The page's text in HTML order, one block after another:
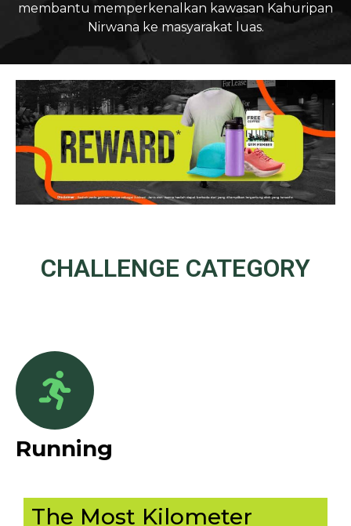
membantu memperkenalkan kawasan Kahuripan
Nirwana ke masyarakat luas.
CHALLENGE CATEGORY
Running
The Most Kilometer